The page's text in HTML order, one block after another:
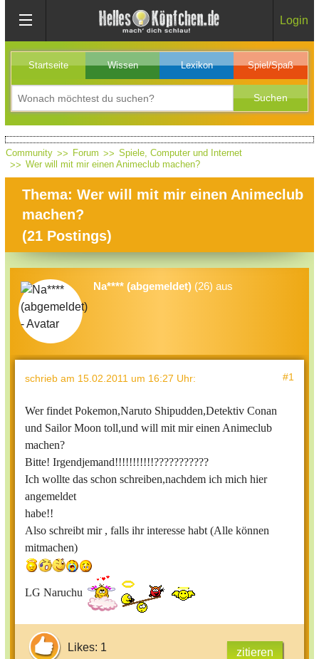
Login
Startseite Wissen Lexikon Spiel/Spaß
Community Forum
Spiele, Computer und Internet
Wer will mit mir einen Animeclub machen?
Thema: Wer will mit mir einen Animeclub
machen?
(21 Postings)
Na**** (abgemeldet) (26) aus
schrieb am 15.02.2011 um 16:27 Uhr: #1
Wer findet Pokemon,Naruto Shipudden,Detektiv Conan
und Sailor Moon toll,und will mit mir einen Animeclub
machen?
Bitte! Irgendjemand!!!!!!!!!!!???????????
Ich wollte das schon schreiben,nachdem ich mich hier
angemeldet
habe!!
Also schreibt mir , falls ihr interesse habt (Alle können
mitmachen)
LG Naruchu
Likes: 1 zitieren